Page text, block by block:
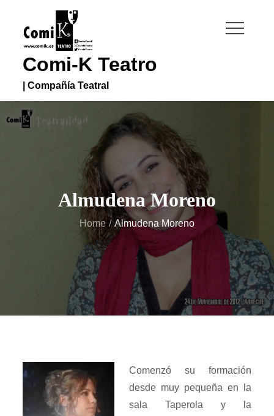
content
Comi-K Teatro
| Compañía Teatral
Almudena Moreno
Home Almudena Moreno
Comenzó su formación
desde muy pequeña en la
sala Taperola y la